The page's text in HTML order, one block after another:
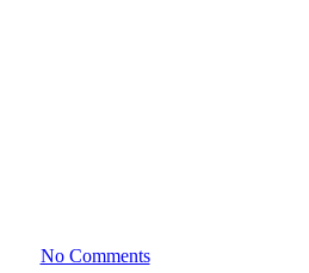
No Comments